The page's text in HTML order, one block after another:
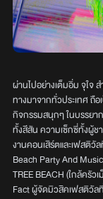
ผ่านไปอย่างเต็มอิ่ม จุใจ
ทางมาจากทั่วประเทศ ถื
กิจกรรมสนุกๆ ในบรรยา
ทั้งสีสัน ความเซ็กซี่ทั้งผู้
งานคอนเสิร์ตและเฟสติวั
Beach Party And
TREE BEACH (ใกล้ครัว
Fact ผู้จัดมิวสิคเฟสติวัล